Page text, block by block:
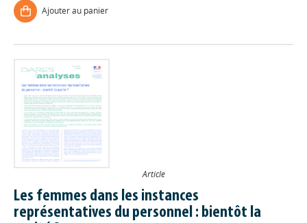
Ajouter au panier
Article
Les femmes dans les instances
représentatives du personnel : bientôt la